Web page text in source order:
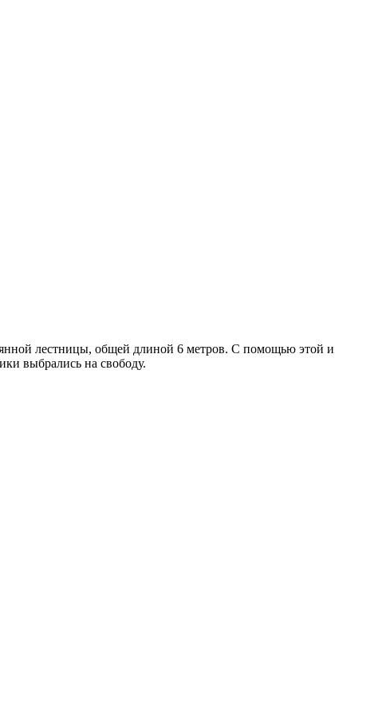
лестницы, общей длиной 6 метров. С помощью этой и
выбрались на свободу.